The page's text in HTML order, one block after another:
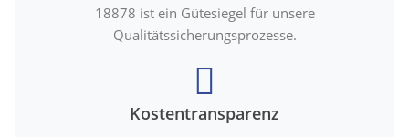
18878 ist ein Gütesiegel für unsere
Qualitätssicherungsprozesse.
Kostentransparenz